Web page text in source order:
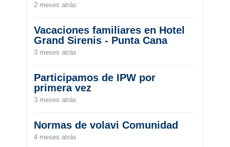
2 meses atrás
Vacaciones familiares en Hotel
Grand Sirenis - Punta Cana
3 meses atrás
Participamos de IPW por
primera vez
3 meses atrás
Normas de volavi Comunidad
4 meses atrás